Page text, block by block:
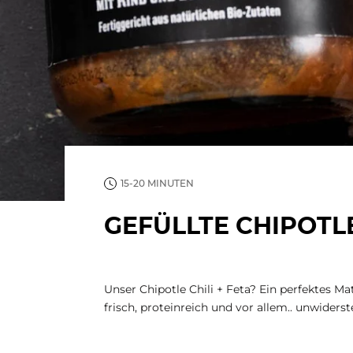
15-20 MINUTEN
GEFÜLLTE
Unser Chipotle Chili + Feta? Ein perfektes
frisch, proteinreich und vor allem..